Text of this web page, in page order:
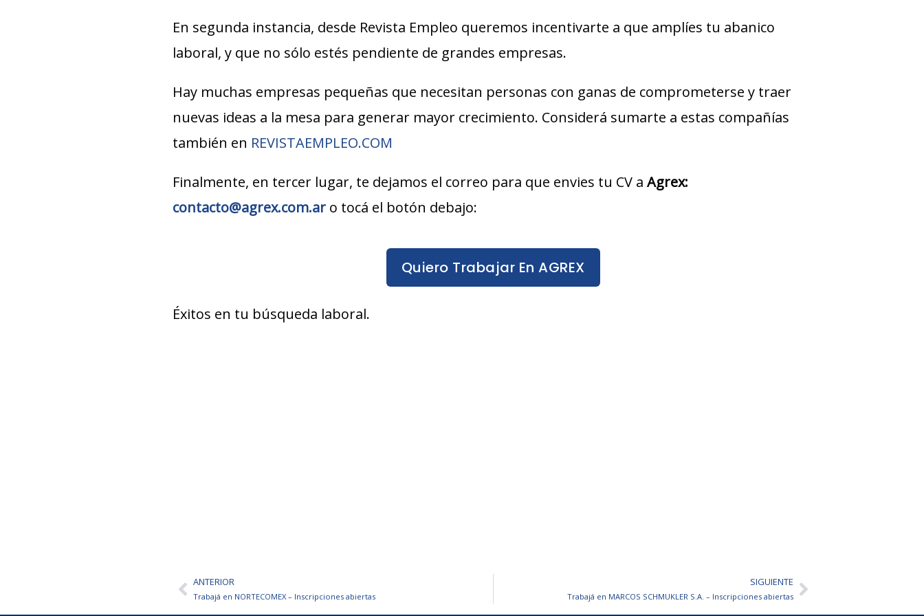
En segunda instancia, desde Revista Empleo queremos incentivarte a que amplíes tu abanico
laboral, y que no sólo estés pendiente de grandes empresas.
Hay muchas empresas pequeñas que necesitan personas con ganas de comprometerse y traer
nuevas ideas a la mesa para generar mayor crecimiento. Considerá sumarte a estas compañías
también en REVISTAEMPLEO.COM
Finalmente, en tercer lugar, te dejamos el correo para que envies tu CV a Agrex:
contacto@agrex.com.aro tocá el botón debajo:
Quiero Trabajar En AGREX
Éxitos en tu búsqueda laboral.
AntANTERIOR
Trabajá en NORTECOMEX – Inscripciones abiertas
SIGUIENTE
Trabajá en MARCOS SCHMUKLER S.A. – Inscripciones abiertasSiguiente